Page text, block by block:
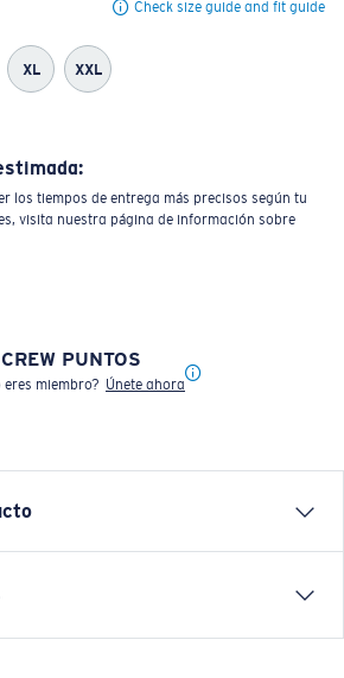
Check size guide and fit guide
XL XXL
los tiempos de entrega más precisos según tu
visita nuestra página de información sobre
CREW PUNTOS
eres miembro? Únete ahora
a story from the water—